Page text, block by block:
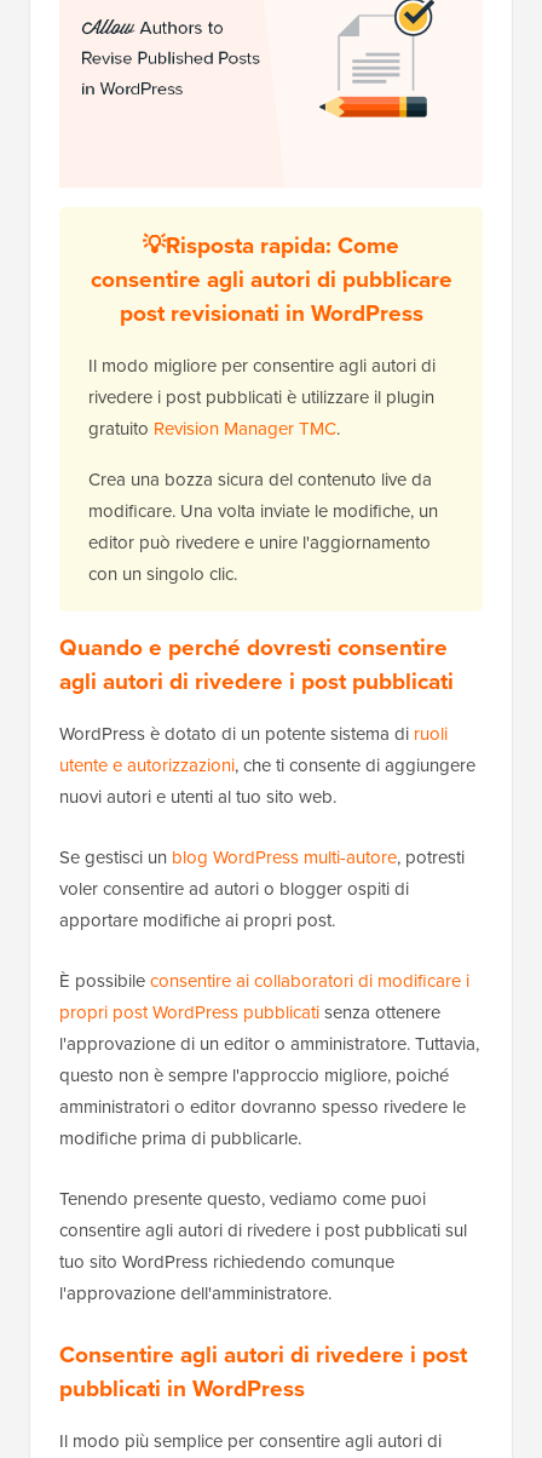
💡Risposta rapida: Come
consentire agli autori di pubblicare
post revisionati in WordPress
Il modo migliore per consentire agli autori di
rivedere i post pubblicati è utilizzare il plugin
gratuito Revision Manager TMC.
Crea una bozza sicura del contenuto live da
modificare. Una volta inviate le modifiche, un
editor può rivedere e unire l'aggiornamento
con un singolo clic.
Quando e perché dovresti consentire
agli autori di rivedere i post pubblicati
WordPress è dotato di un potente sistema di ruoli
utente e autorizzazioni, che ti consente di aggiungere
nuovi autori e utenti al tuo sito web.
Se gestisci un blog WordPress multi-autore, potresti
voler consentire ad autori o blogger ospiti di
apportare modifiche ai propri post.
È possibileconsentire ai collaboratori di modificare i
propri post WordPress pubblicatisenza ottenere
l'approvazione di un editor o amministratore. Tuttavia,
questo non è sempre l'approccio migliore, poiché
amministratori o editor dovranno spesso rivedere le
modifiche prima di pubblicarle.
Tenendo presente questo, vediamo come puoi
consentire agli autori di rivedere i post pubblicati sul
tuo sito WordPress richiedendo comunque
l'approvazione dell'amministratore.
Consentire agli autori di rivedere i post
pubblicati in WordPress
Il modo più semplice per consentire agli autori di